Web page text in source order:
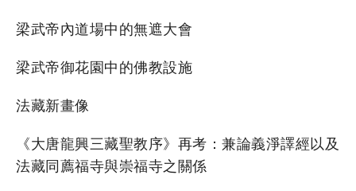
梁武帝內道場中的無遮大會
梁武帝御花園中的佛教設施
法藏新畫像
《大唐龍興三藏聖教序》再考：兼論義淨譯經以及
法藏同薦福寺與崇福寺之關係